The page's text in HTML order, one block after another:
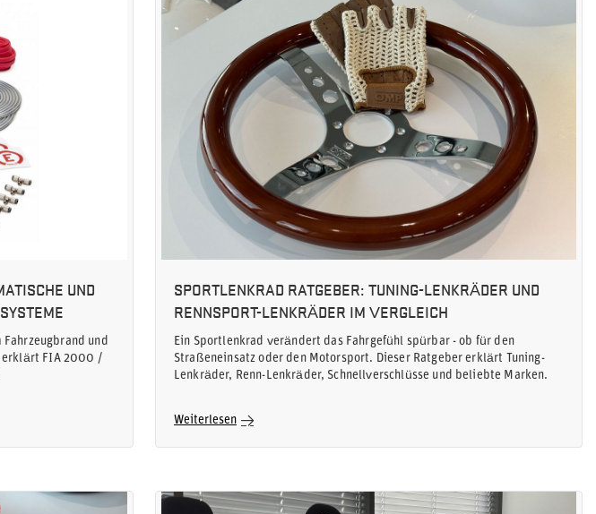
UND
und
erklärt FIA 2000 /
SPORTLENKRAD RATGEBER: TUNING-LENKRÄDER UND
RENNSPORT-LENKRÄDER IM VERGLEICH
Ein Sportlenkrad verändert das Fahrgefühl spürbar - ob für den
Straßeneinsatz oder den Motorsport. Dieser Ratgeber erklärt Tuning-
Lenkräder, Renn-Lenkräder, Schnellverschlüsse und beliebte Marken.
Weiterlesen